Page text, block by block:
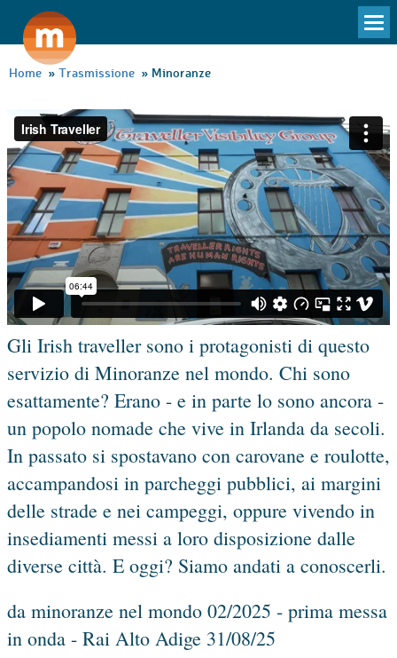
Home » Trasmissione » Minoranze
Gli Irish traveller sono i protagonisti di questo
servizio di Minoranze nel mondo. Chi sono
esattamente? Erano - e in parte lo sono ancora -
un popolo nomade che vive in Irlanda da secoli.
In passato si spostavano con carovane e roulotte,
accampandosi in parcheggi pubblici, ai margini
delle strade e nei campeggi, oppure vivendo in
insediamenti messi a loro disposizione dalle
diverse città. E oggi? Siamo andati a conoscerli.
da minoranze nel mondo 02/2025 - prima messa
in onda - Rai Alto Adige 31/08/25